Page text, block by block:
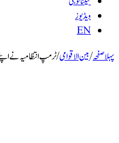
ویڈیوز
EN
پہلا صفحہ/بین الاقوامی/ٹرمپ انتظامیہ نے